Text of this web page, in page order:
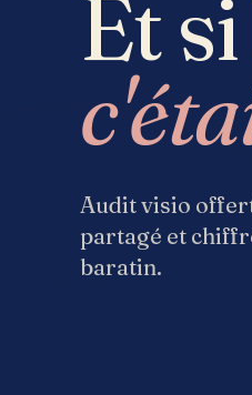
Et
Audit visio
partagé et
baratin.